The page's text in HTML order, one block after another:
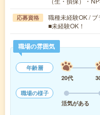
応募資格
職種未経験OK /
■未経験OK！
職場の雰囲気
年齢層
20代
職場の様子
活気がある